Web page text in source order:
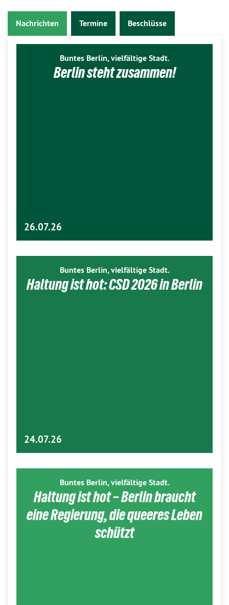
Nachrichten Termine Beschlüsse
Buntes Berlin, vielfältige Stadt.
Berlin steht zusammen!
26.07.26
Buntes Berlin, vielfältige Stadt.
Haltung ist hot: CSD 2026 in Berlin
24.07.26
Buntes Berlin, vielfältige Stadt.
Haltung ist hot – Berlin braucht
eine Regierung, die queeres Leben
schützt